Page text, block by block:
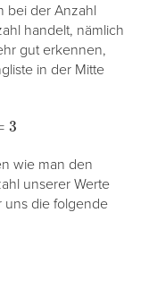
bei der Anzahl
handelt, nämlich
gut erkennen,
in der Mitte
3
wie man den
unserer Werte
uns die folgende